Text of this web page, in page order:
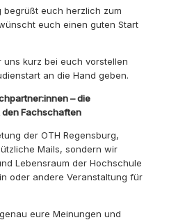
euch herzlich zum
euch einen guten Start
kurz bei euch vorstellen
an die Hand geben.
– die
Fachschaften
der OTH Regensburg,
Mails, sondern wir
Lebensraum der Hochschule
oder andere Veranstaltung für
eure Meinungen und